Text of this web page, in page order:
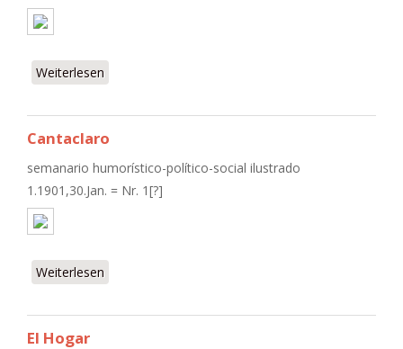
Weiterlesen
Cantaclaro
semanario humorístico-político-social ilustrado
1.1901,30.Jan. = Nr. 1[?]
Weiterlesen
El Hogar